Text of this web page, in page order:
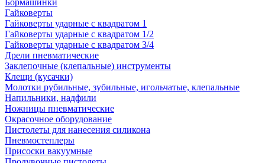
Бормашинки
Гайковерты
Гайковерты ударные с квадратом 1
Гайковерты ударные с квадратом 1/2
Гайковерты ударные с квадратом 3/4
Дрели пневматические
Заклепочные (клепальные) инструменты
Клещи (кусачки)
Молотки рубильные, зубильные, игольчатые, клепальные
Напильники, надфили
Ножницы пневматические
Окрасочное оборудование
Пистолеты для нанесения силикона
Пневмостеплеры
Присоски вакуумные